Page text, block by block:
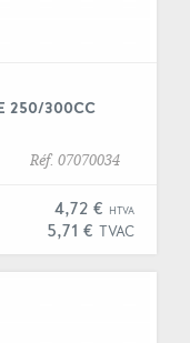
250/300CC
Réf. 07070034
4,72 € HTVA
5,71 €TVAC
unité de "Gobelet à